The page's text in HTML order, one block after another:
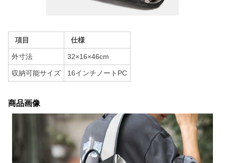
項目 仕様
外寸法 32×16×46cm
収納可能サイズ 16インチノートPC
商品画像